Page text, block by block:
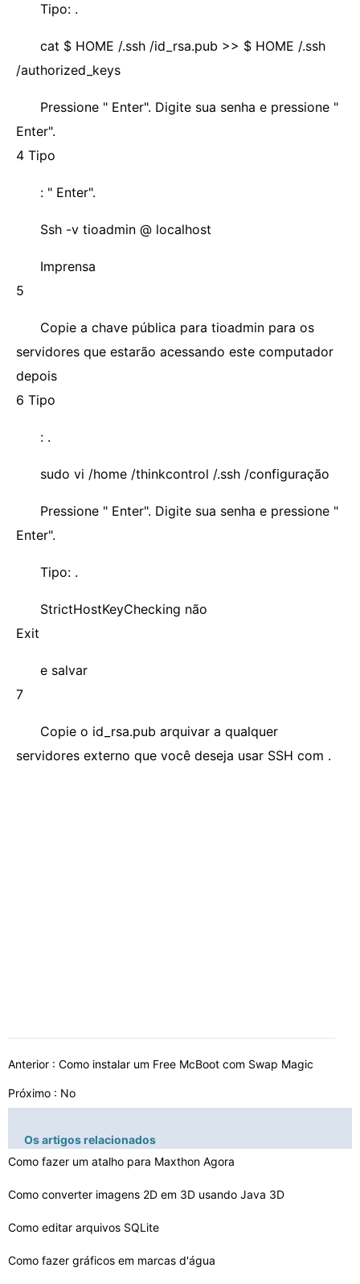
Tipo: .
cat $ HOME /.ssh /id_rsa.pub >> $ HOME /.ssh
/authorized_keys
Pressione " Enter". Digite sua senha e pressione "
Enter".
4 Tipo
: " Enter".
Ssh -v tioadmin @ localhost
Imprensa
5
Copie a chave pública para tioadmin para os
servidores que estarão acessando este computador
depois
6 Tipo
: .
sudo vi /home /thinkcontrol /.ssh /configuração
Pressione " Enter". Digite sua senha e pressione "
Enter".
Tipo: .
StrictHostKeyChecking não
Exit
e salvar
7
Copie o id_rsa.pub arquivar a qualquer
servidores externo que você deseja usar SSH com .
Anterior : Como instalar um Free McBoot com Swap Magic
Próximo : No
Os artigos relacionados
Como fazer um atalho para Maxthon Agora
Como converter imagens 2D em 3D usando Java 3D
Como editar arquivos SQLite
Como fazer gráficos em marcas d'água